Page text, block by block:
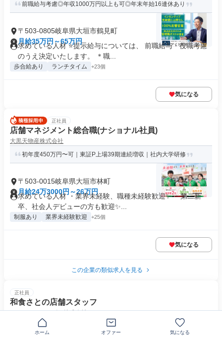
前職給与考慮◎年収1000万円以上も可◎年末年始16連休あり
〒503-0805岐阜県大垣市鶴見町
月給35万円～65万円
求めている人材 ⭐提示給与については、 前職給与・役職考慮
のうえ決定いたします。 ＊職...
歩合給あり ランチタイム +23個
気になる
正社員
店舗マネジメント総合職(ナショナル社員)
大黒天物産株式会社
初年度450万円〜可｜東証P上場39期連続増収｜社内大学研修
〒503-0015岐阜県大垣市林町
月給24万3000円～26万円
求めている人材 ・業界未経験、職種未経験歓迎✨ ・第二新
卒、社会人デビューの方も歓迎✨...
制服あり 業界未経験歓迎 +25個
気になる
この企業の類似求人を見る
正社員
和食さとの店舗スタッフ
サトフードサービス株式会社
年収500万円以上目指せる／面接1回のスピード選考◎
ホーム オファー 気になる